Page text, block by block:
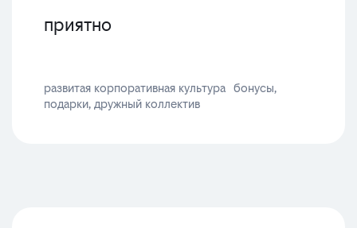
приятно
развитая корпоративная культура бонусы,
подарки, дружный коллектив